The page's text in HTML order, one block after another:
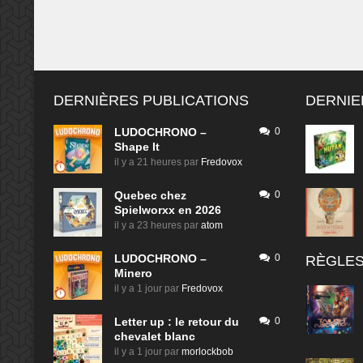
DERNIÈRES PUBLICATIONS
LUDOCHRONO –
Shape It
il y a 21 heures par Fredovox
0
Quebec chez
Spielworxx en 2026
il y a 23 heures par atom
0
LUDOCHRONO –
Minero
il y a 1 jour par Fredovox
0
Letter up : le retour du
chevalet blanc
il y a 1 jour par morlockbob
0